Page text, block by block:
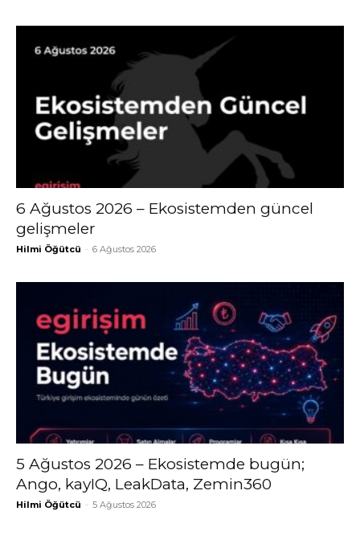
6 Ağustos 2026 – Ekosistemden güncel
gelişmeler
Hilmi Öğütcü - 6 Ağustos 2026
5 Ağustos 2026 – Ekosistemde bugün;
Ango, kayIQ, LeakData, Zemin360
Hilmi Öğütcü - 5 Ağustos 2026